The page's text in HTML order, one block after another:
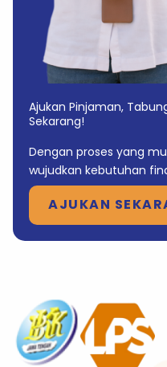
Ajukan Pinjaman,
Sekarang!
Dengan proses yang
wujudkan kebutuhan
AJUKAN